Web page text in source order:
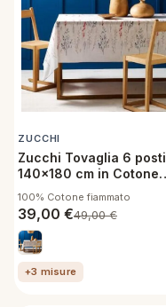
ZUCCHI
Zucchi Tovaglia 6 posti
140x180 cm in Cotone
100% Cotone fiammato
39,00 €49,00€
+3 misure